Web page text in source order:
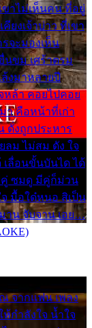
าไม่เห็นคน ที่อยู่
ยงเจ้าบ่าว ที่เขา
รจะมองเห็น
นขม เศร้าตรม
งมาหลายปี
หล้า คอยไปคอย
า คือหน้าที่เก่า
ดั่งถูกประหาร
ลม ไม่สม ดัง ใจ
เลื่อนขั้นบันได ได้
คู่ ซมดู มีคู่ก็ม่วน
มื้อใด๋หนอ สิเป็น
าน จับจาน เอย…
จากแฟน เพลง
ห้กำลังใจ น้ำใจ